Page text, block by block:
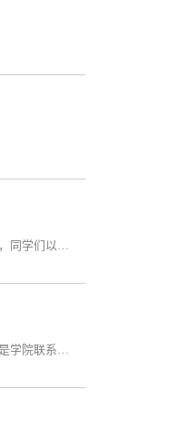
在第30个教师节到来之际，我院分团委开展了以“金秋九月，感念恩师”为主题的教师节祝福活动，同学们以自身行动向辛苦付出的老师们表达了诚挚的感激与祝福。
数学与信息科学学院学生会是在学院党委领导下，学院团委指导下开展工作的学生群众性组织，是学院联系同学的桥梁和纽带。